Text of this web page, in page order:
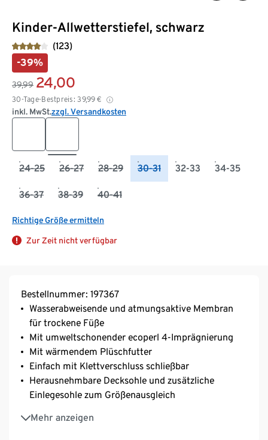
Kinder-Allwetterstiefel, schwarz
(123)
-39%
39,99 24,00
30-Tage-Bestpreis: 39,99 €
inkl. MwSt.zzgl. Versandkosten
24-25 26-27 28-29 30-31 32-33 34-35
36-37 38-39 40-41
Richtige Größe ermitteln
Zur Zeit nicht verfügbar
Bestellnummer: 197367
Wasserabweisende und atmungsaktive Membran
für trockene Füße
Mit umweltschonender ecoperl 4-Imprägnierung
Mit wärmendem Plüschfutter
Einfach mit Klettverschluss schließbar
Herausnehmbare Decksohle und zusätzliche
Einlegesohle zum Größenausgleich
Mehr anzeigen
Rutschhemmende Profil-Laufsohle
Mit reflektierenden Designelementen